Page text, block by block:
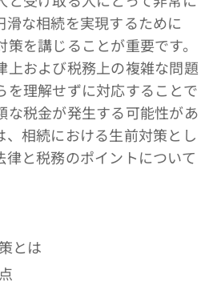
滑な相続を実現するために
を講じることが重要です。
上および税務上の複雑な問題
を理解せずに対応することで
な税金が発生する可能性があ
、相続における生前対策とし
律と税務のポイントについて
とは